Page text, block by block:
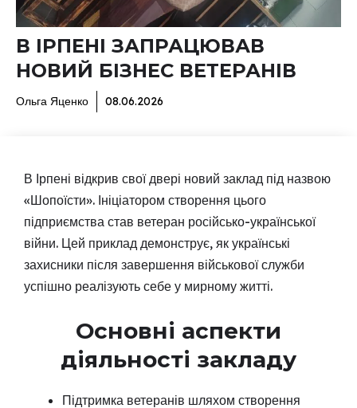
В ІРПЕНІ ЗАПРАЦЮВАВ
НОВИЙ БІЗНЕС ВЕТЕРАНІВ
Ольга Яценко 08.06.2026
В Ірпені відкрив свої двері новий заклад під назвою
«Шопоїсти». Ініціатором створення цього
підприємства став ветеран російсько-української
війни. Цей приклад демонструє, як українські
захисники після завершення військової служби
успішно реалізують себе у мирному житті.
Основні аспекти
діяльності закладу
Підтримка ветеранів шляхом створення